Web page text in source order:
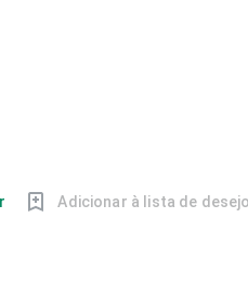
Adicionar à lista de